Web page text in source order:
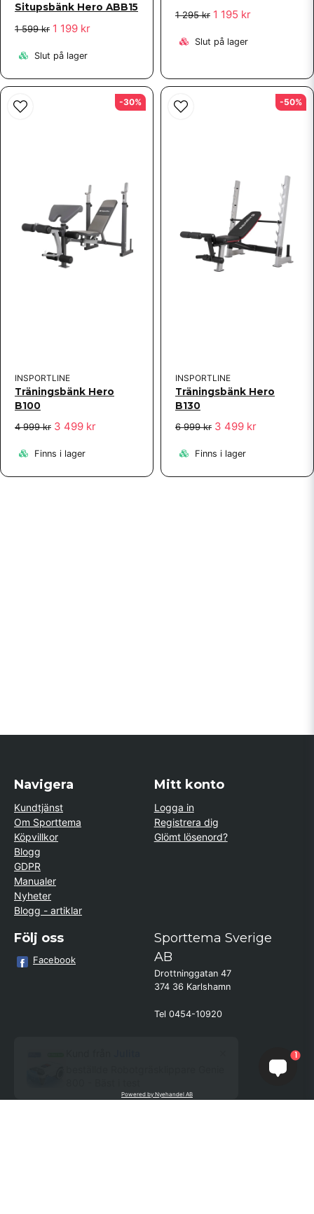
Situpsbänk Hero ABB15
1 599 kr 1 199 kr
Slut på lager
1 295 kr 1 195 kr
Slut på lager
INSPORTLINE
Träningsbänk Hero
B100
4 999 kr 3 499 kr
Finns i lager
-30%
INSPORTLINE
Träningsbänk Hero
B130
6 999 kr 3 499 kr
Finns i lager
-50%
Navigera
Kundtjänst
Om Sporttema
Köpvillkor
Blogg
GDPR
Manualer
Nyheter
Blogg - artiklar
Mitt konto
Logga in
Registrera dig
Glömt lösenord?
Följ oss
Facebook
Sporttema Sverige
AB
Drottninggatan 47
374 36 Karlshamn
Tel 0454-10920
Powered by Nyehandel AB
1